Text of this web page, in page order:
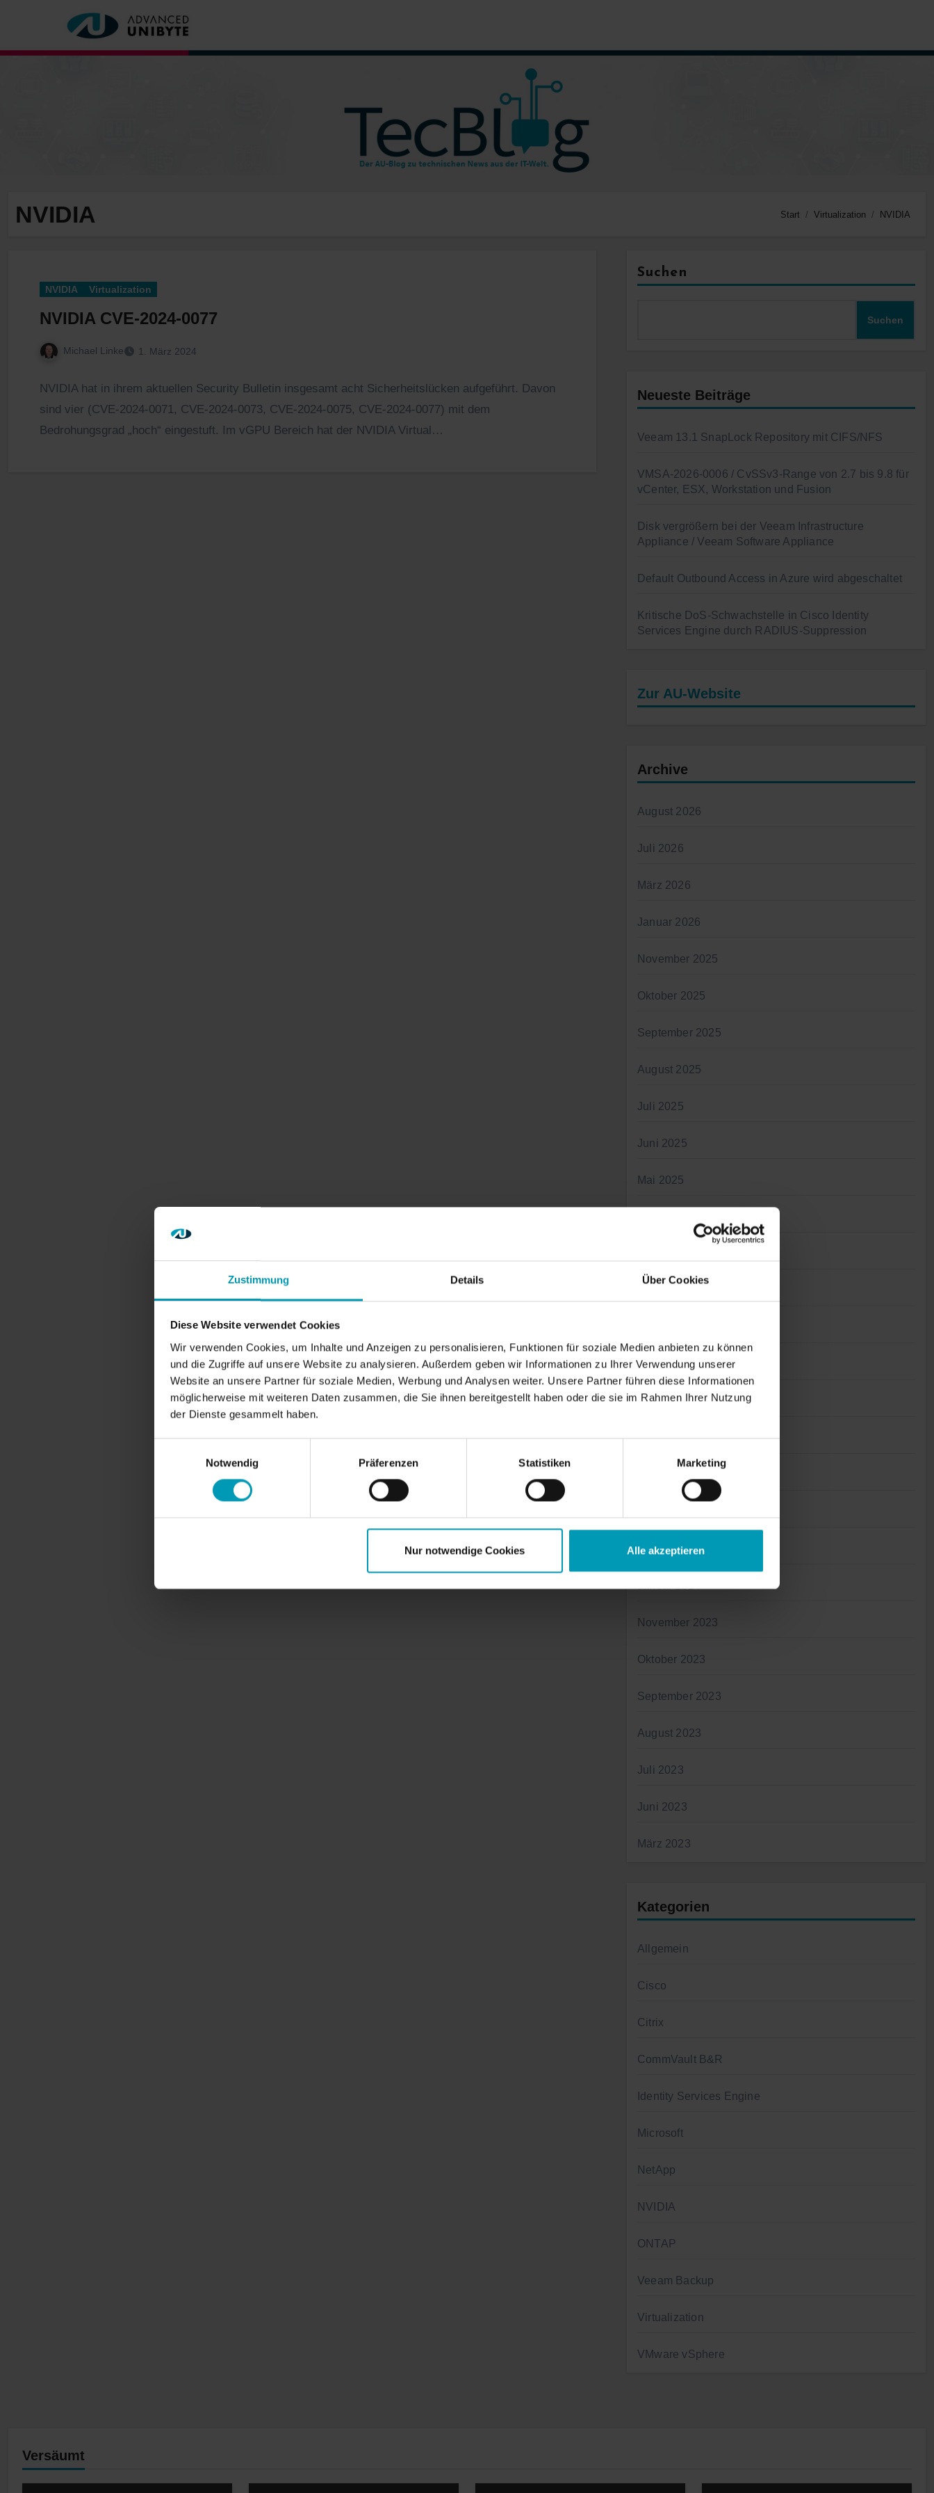
Zustimmung Details Über Cookies
Diese Website verwendet Cookies
Wir verwenden Cookies, um Inhalte und Anzeigen zu personalisieren, Funktionen für soziale Medien anbieten zu können
und die Zugriffe auf unsere Website zu analysieren. Außerdem geben wir Informationen zu Ihrer Verwendung unserer
Website an unsere Partner für soziale Medien, Werbung und Analysen weiter. Unsere Partner führen diese Informationen
möglicherweise mit weiteren Daten zusammen, die Sie ihnen bereitgestellt haben oder die sie im Rahmen Ihrer Nutzung
der Dienste gesammelt haben.
Notwendig
Präferenzen Statistiken Marketing
Nur notwendige Cookies Alle akzeptieren
springen
NVIDIA Start Virtualization NVIDIA
NVIDIA Virtualization
NVIDIA CVE‑2024‑0077
Michael Linke 1. März 2024
NVIDIA hat in ihrem aktuellen Security Bulletin insgesamt acht Sicherheitslücken aufgeführt. Davon
sind vier (CVE-2024-0071, CVE-2024-0073, CVE-2024-0075, CVE-2024-0077) mit dem
Bedrohungsgrad „hoch“ eingestuft. Im vGPU Bereich hat der NVIDIA Virtual…
Suchen
Suchen
Neueste Beiträge
Veeam 13.1 SnapLock Repository mit CIFS/NFS
VMSA-2026-0006 / CvSSv3-Range von 2.7 bis 9.8 für
vCenter, ESX, Workstation und Fusion
Disk vergrößern bei der Veeam Infrastructure
Appliance / Veeam Software Appliance
Default Outbound Access in Azure wird abgeschaltet
Kritische DoS-Schwachstelle in Cisco Identity
Services Engine durch RADIUS-Suppression
Zur AU-Website
Archive
August 2026
Juli 2026
März 2026
Januar 2026
November 2025
Oktober 2025
September 2025
August 2025
Juli 2025
Juni 2025
Mai 2025
Oktober 2024
August 2024
Juli 2024
März 2024
Januar 2024
November 2023
Oktober 2023
September 2023
August 2023
Juli 2023
Juni 2023
März 2023
Kategorien
Allgemein
Cisco
Citrix
CommVault B&R
Identity Services Engine
Microsoft
NetApp
NVIDIA
ONTAP
Veeam Backup
Virtualization
VMware vSphere
Versäumt